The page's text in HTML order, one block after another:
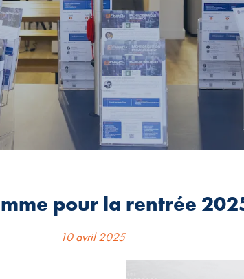
pour la rentrée
10 avril 2025